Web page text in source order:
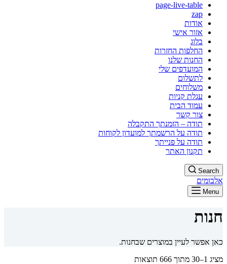
page-live-table
zap
אודות
אזור אישי
בלוג
החלפות החזרות
החנות שלנו
המועדפים שלי
לתשלום
משלוחים
עגלת קניות
עמוד הבית
צור קשר
תודה – הזמנתך התקבלה
תודה על הרשמתך למועדון לקוחות
תודה על פנייתך
תקנון האתר
Search
אלבומים
Menu
חנות
כאן אפשר לעיין במוצרים שבחנות.
מציג 1–30 מתוך 666 תוצאות